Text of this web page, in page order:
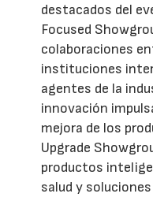
destacados del
Focused
colaboraciones
instituciones
agentes de la
innovación
mejora de los
Upgrade
productos
salud y